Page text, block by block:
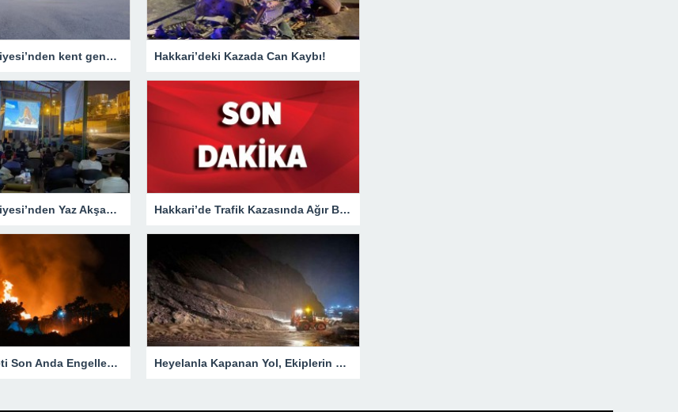
Hakkari Belediyesi’nden kent genelinde yoğun asfalt mesaisi Hakkari’deki Kazada Can Kaybı!
Hakkari Belediyesi’nden Yaz Akşamlarına Sinema Etkinliği Hakkari’de Trafik Kazasında Ağır Bilanço!
Yangın Felaketi Son Anda Engellendi! Heyelanla Kapanan Yol, Ekiplerin Müdahalesiyle Açıldı!